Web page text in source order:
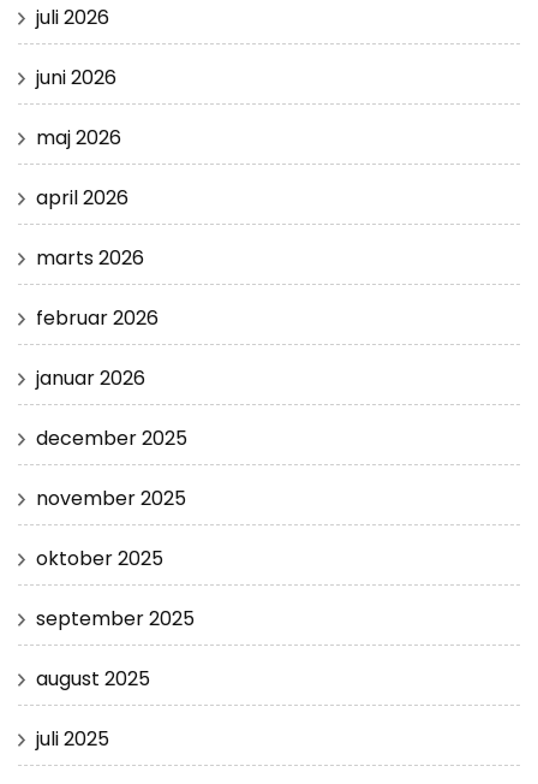
juli 2026
juni 2026
maj 2026
april 2026
marts 2026
februar 2026
januar 2026
december 2025
november 2025
oktober 2025
september 2025
august 2025
juli 2025